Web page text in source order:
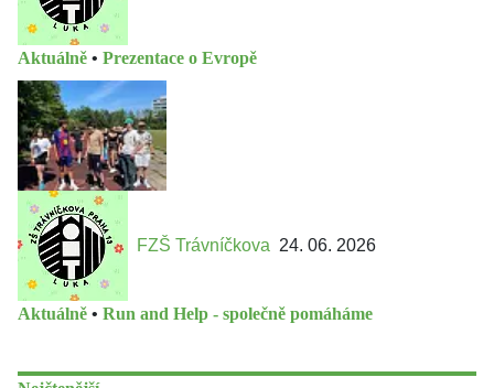
Aktuálně • Prezentace o Evropě
FZŠ Trávníčkova 24. 06. 2026
Aktuálně • Run and Help - společně pomáháme